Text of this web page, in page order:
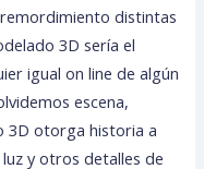
distintas
3D serí­a el
igual on line de algún
escena,
3D otorga historia a
y otros detalles de